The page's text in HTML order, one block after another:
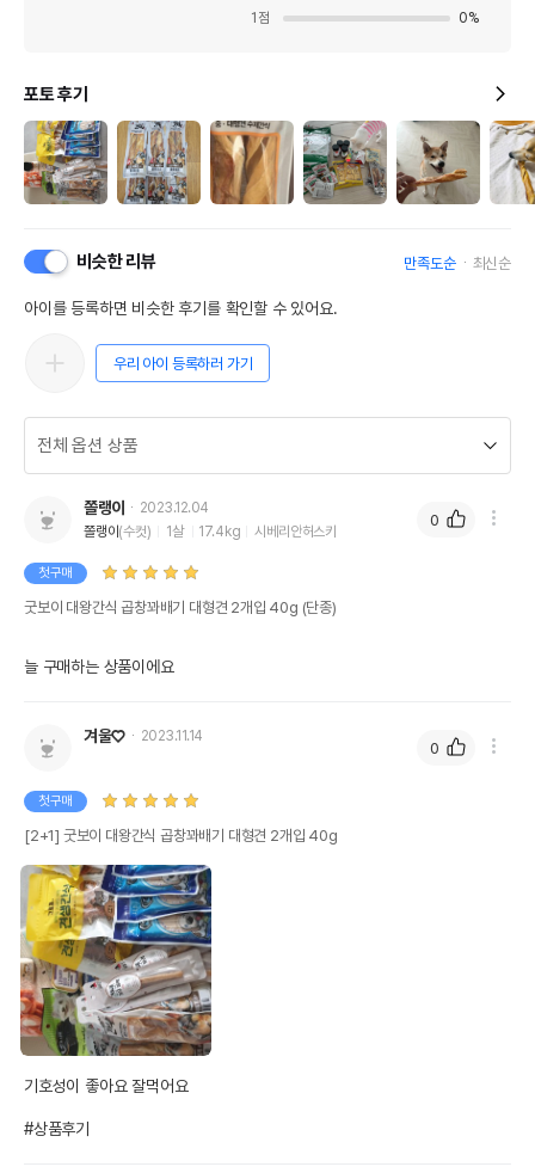
1 점 0%
포토 후기
비슷한 리뷰 만족도순 최신순
아이를 등록하면 비슷한 후기를 확인할 수 있어요.
우리 아이 등록하러 가기
쫄랭이
2023.12.04
쫄랭이 (수컷) 1살 17.4kg 시베리안허스키
첫구매
굿보이 대왕간식 곱창꽈배기 대형견 2개입 40g (단종)
늘 구매하는 상품이에요
0
겨울♡ 2023.11.14
첫구매
[2+1] 굿보이 대왕간식 곱창꽈배기 대형견 2개입 40g
기호성이 좋아요 잘먹어요
#상품후기
0